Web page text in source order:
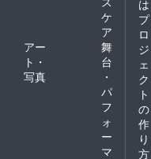
ケ
ア
アー
ト・
写真
舞
台
・
パ
フ
ォ
ー
マ
は
プ
ロ
ジ
ェ
ク
ト
の
作
り
方